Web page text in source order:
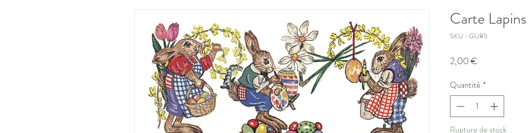
Carte
SKU : GU85
2,00 €
Quantité *
Rupture de stock